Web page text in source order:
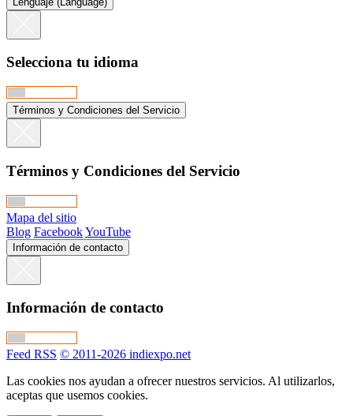
Selecciona tu idioma
Términos y Condiciones del Servicio
Términos y Condiciones del Servicio
Mapa del sitio
Blog FacebookYouTube
Información de contacto
Información de contacto
Feed RSS © 2011-2026 indiexpo.net
Las cookies nos ayudan a ofrecer nuestros servicios. Al utilizarlos,
aceptas que usemos cookies.